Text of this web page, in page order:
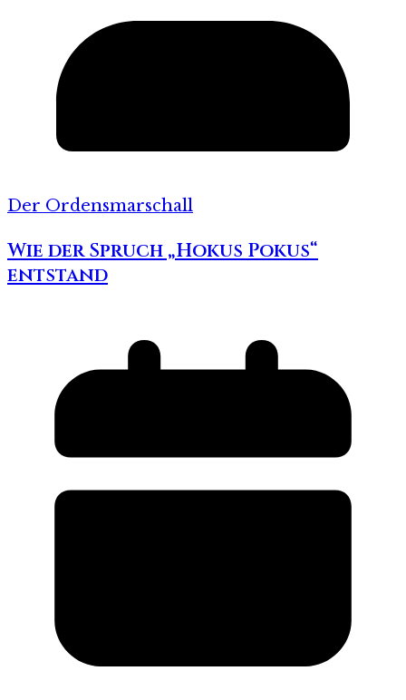
Der Ordensmarschall
Wie der Spruch „Hokus Pokus“
entstand